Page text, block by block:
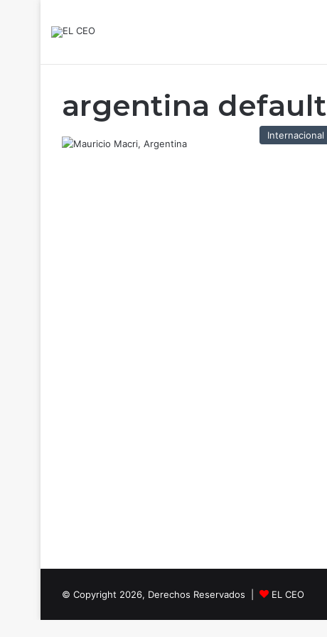
argentina default
Internacional
© Copyright 2026, Derechos Reservados | EL CEO